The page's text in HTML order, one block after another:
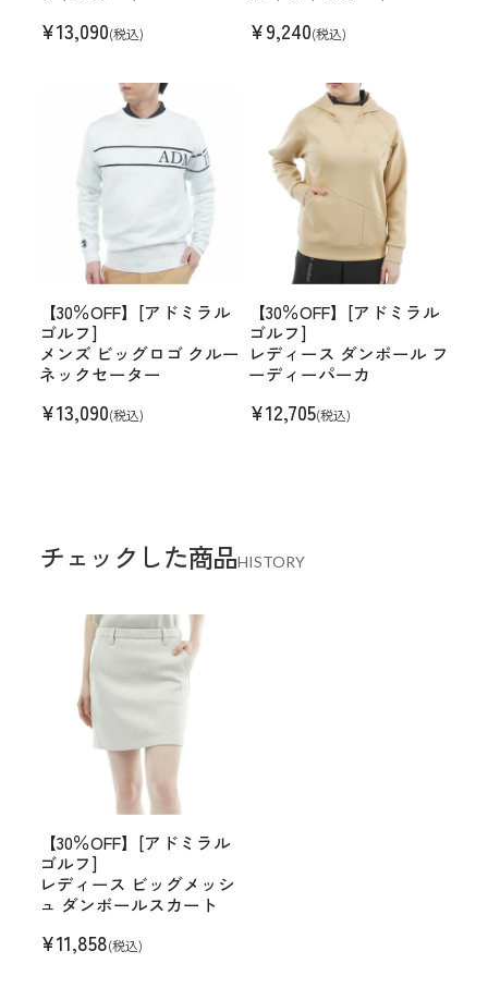
¥13,090(税込) ¥9,240(税込)
【30％OFF】[アドミラル
ゴルフ]
メンズ ビッグロゴ クルー
ネックセーター
¥13,090(税込)
【30％OFF】[アドミラル
ゴルフ]
レディース ダンボール フ
ーディーパーカ
¥12,705(税込)
チェックした商品HISTORY
【30％OFF】[アドミラル
ゴルフ]
レディース ビッグメッシ
ュ ダンボールスカート
¥11,858(税込)